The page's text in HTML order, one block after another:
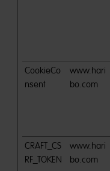
CookieCo
nsent
www.hari
bo.com
CRAFT_CS
RF_TOKEN
www.hari
bo.com